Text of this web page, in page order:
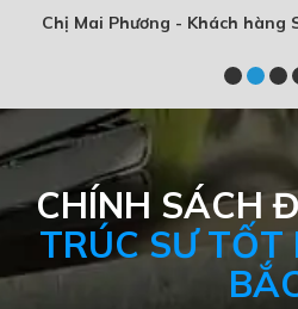
Chị Mai Phương - Khách hàng
CHÍNH SÁCH
TRÚC SƯ TỐT